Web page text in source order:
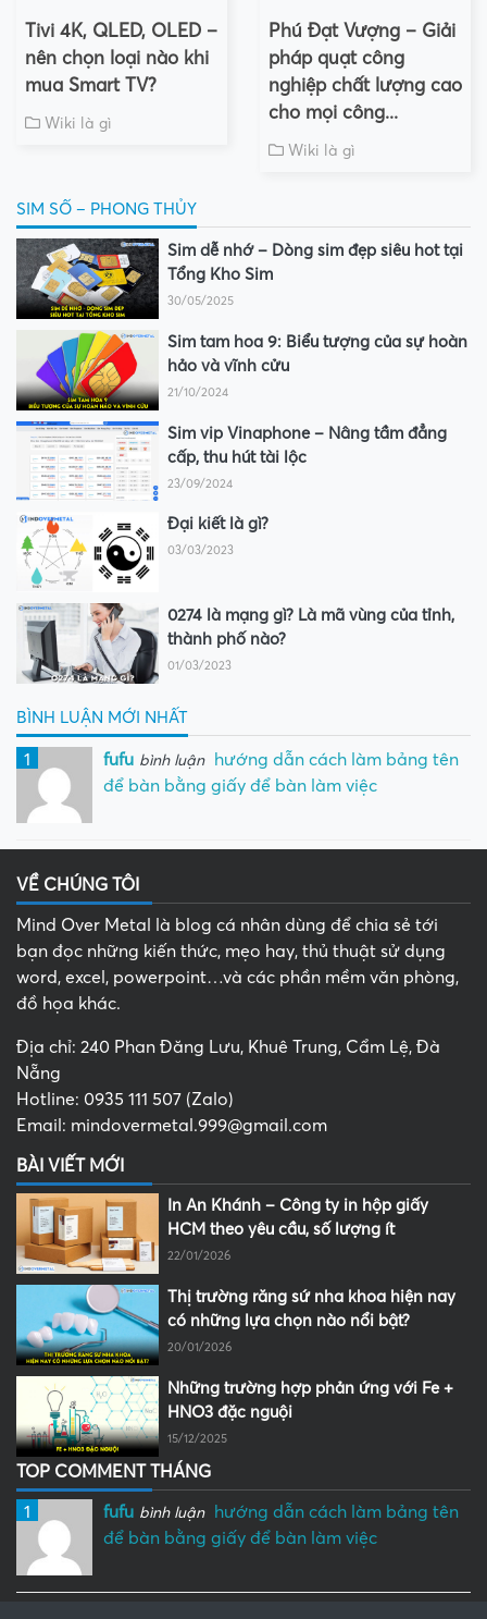
Tivi 4K, QLED, OLED –
nên chọn loại nào khi
mua Smart TV?
Wiki là gì
Phú Đạt Vượng – Giải
pháp quạt công
nghiệp chất lượng cao
cho mọi công...
Wiki là gì
SIM SỐ – PHONG THỦY
Sim dễ nhớ – Dòng sim đẹp siêu hot tại
Tổng Kho Sim
30/05/2025
Sim tam hoa 9: Biểu tượng của sự hoàn
hảo và vĩnh cửu
21/10/2024
Sim vip Vinaphone – Nâng tầm đẳng
cấp, thu hút tài lộc
23/09/2024
Đại kiết là gì?
03/03/2023
0274 là mạng gì? Là mã vùng của tỉnh,
thành phố nào?
01/03/2023
BÌNH LUẬN MỚI NHẤT
1 fufu bình luận
hướng dẫn cách làm bảng tên
để bàn bằng giấy để bàn làm việc
VỀ CHÚNG TÔI
Mind Over Metal là blog cá nhân dùng để chia sẻ tới
bạn đọc những kiến thức, mẹo hay, thủ thuật sử dụng
word, excel, powerpoint…và các phần mềm văn phòng,
đồ họa khác.
Địa chỉ: 240 Phan Đăng Lưu, Khuê Trung, Cẩm Lệ, Đà
Nẵng
Hotline: 0935 111 507 (Zalo)
Email: mindovermetal.999@gmail.com
BÀI VIẾT MỚI
In An Khánh – Công ty in hộp giấy
HCM theo yêu cầu, số lượng ít
22/01/2026
Thị trường răng sứ nha khoa hiện nay
có những lựa chọn nào nổi bật?
20/01/2026
Những trường hợp phản ứng với Fe +
HNO3 đặc nguội
15/12/2025
TOP COMMENT THÁNG
1 fufu bình luận
hướng dẫn cách làm bảng tên
để bàn bằng giấy để bàn làm việc